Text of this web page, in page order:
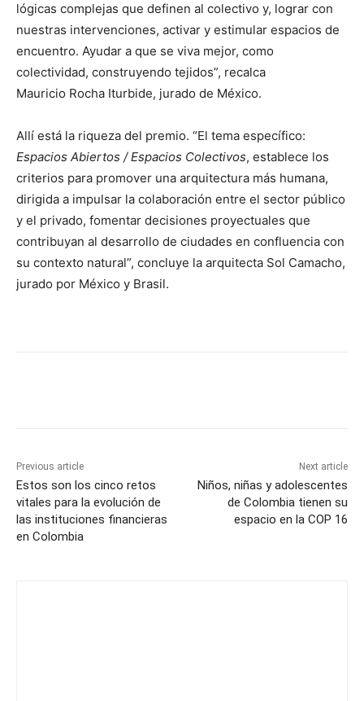
lógicas complejas que definen al colectivo y, lograr con
nuestras intervenciones, activar y estimular espacios de
encuentro. Ayudar a que se viva mejor, como
colectividad, construyendo tejidos”, recalca
Mauricio Rocha Iturbide, jurado de México.
Allí está la riqueza del premio. “El tema específico:
Espacios Abiertos / Espacios Colectivos, establece los
criterios para promover una arquitectura más humana,
dirigida a impulsar la colaboración entre el sector público
y el privado, fomentar decisiones proyectuales que
contribuyan al desarrollo de ciudades en confluencia con
su contexto natural”, concluye la arquitecta Sol Camacho,
jurado por México y Brasil.
Previous article
Estos son los cinco retos
vitales para la evolución de
las instituciones financieras
en Colombia
Next article
Niños, niñas y adolescentes
de Colombia tienen su
espacio en la COP 16